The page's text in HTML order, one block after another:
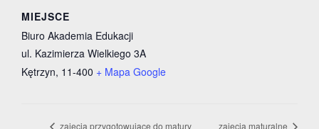
MIEJSCE
Biuro Akademia Edukacji
ul. Kazimierza Wielkiego 3A
Kętrzyn, 11-400 + Mapa Google
zajęcia przygotowujące do matury zajęcia maturalne